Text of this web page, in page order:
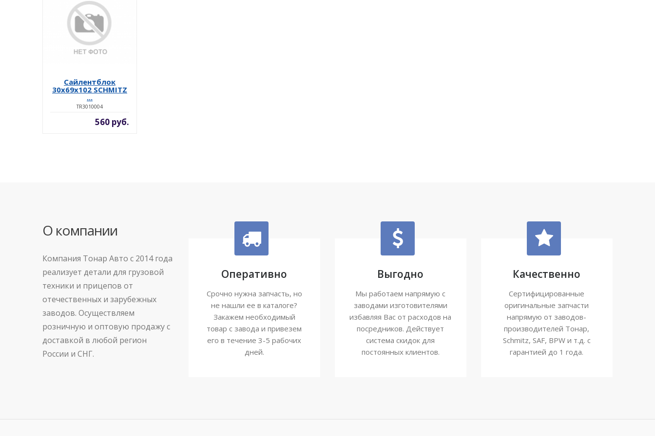
Сайлентблок
30x69x102 SCHMITZ
...
TR3010004
560 руб.
О компании
Компания Тонар Авто с 2014 года
реализует детали для грузовой
техники и прицепов от
отечественных и зарубежных
заводов. Осуществляем
розничную и оптовую продажу с
доставкой в любой регион
России и СНГ.
Оперативно
Срочно нужна запчасть, но
не нашли ее в каталоге?
Закажем необходимый
товар с завода и привезем
его в течение 3-5 рабочих
дней.
Выгодно
Мы работаем напрямую с
заводами изготовителями
избавляя Вас от расходов на
посредников. Действует
система скидок для
постоянных клиентов.
Качественно
Сертифицированные
оригинальные запчасти
напрямую от заводов-
производителей Тонар,
Schmitz, SAF, BPW и т.д. с
гарантией до 1 года.